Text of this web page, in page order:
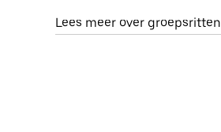
Lees meer over groepsritten